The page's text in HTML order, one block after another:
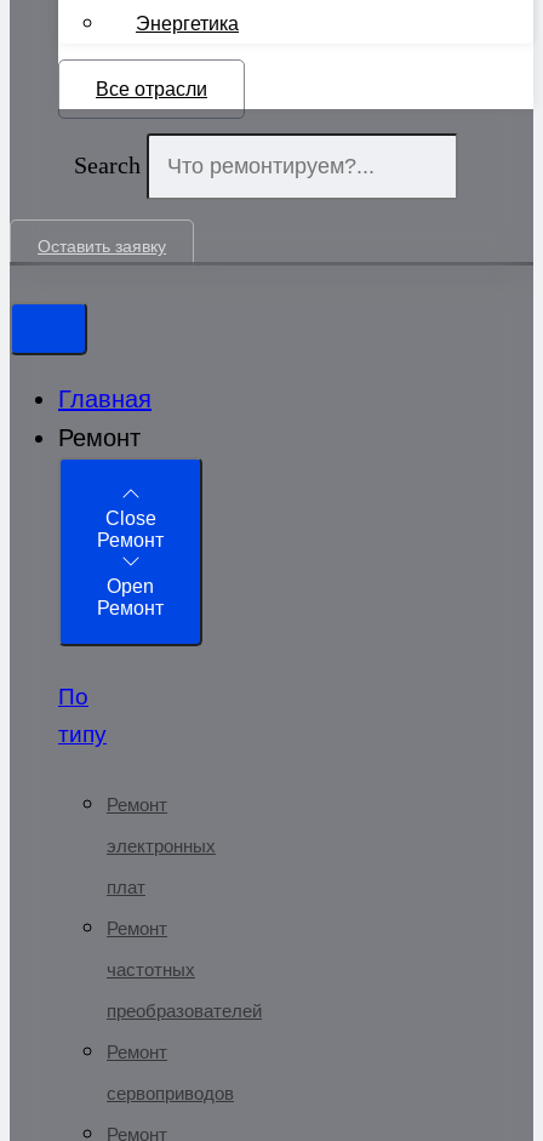
Энергетика
Все отрасли
Search
Оставить заявку
Главная
Ремонт
Close
Ремонт
Open
Ремонт
По
типу
Ремонт
электронных
плат
Ремонт
частотных
преобразователей
Ремонт
сервоприводов
Ремонт